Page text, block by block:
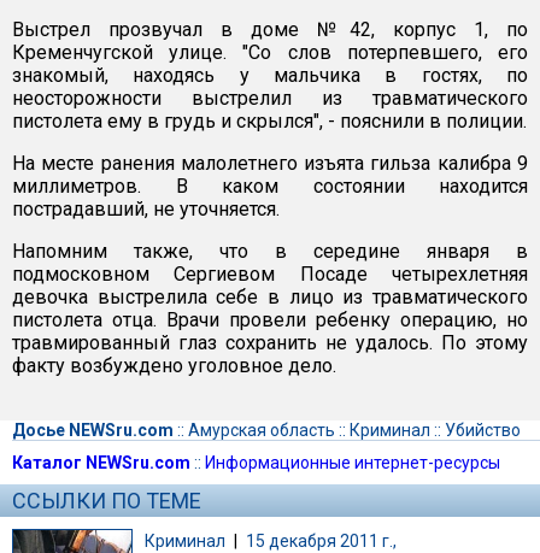
Выстрел прозвучал в доме №42, корпус 1, по
Кременчугской улице. "Со слов потерпевшего, его
знакомый, находясь у мальчика в гостях, по
неосторожности выстрелил из травматического
пистолета ему в грудь и скрылся", - пояснили в полиции.
На месте ранения малолетнего изъята гильза калибра 9
миллиметров. В каком состоянии находится
пострадавший, не уточняется.
Напомним также, что в середине января в
подмосковном Сергиевом Посаде четырехлетняя
девочка выстрелила себе в лицо из травматического
пистолета отца. Врачи провели ребенку операцию, но
травмированный глаз сохранить не удалось. По этому
факту возбуждено уголовное дело.
Досье NEWSru.com :: Амурская область :: Криминал :: Убийство
Каталог NEWSru.com :: Информационные интернет-ресурсы
ССЫЛКИ ПО ТЕМЕ
Криминал | 15 декабря 2011 г.,